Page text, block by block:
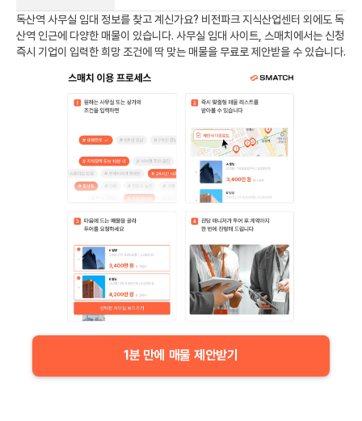
독산역 사무실 임대 정보를 찾고 계신가요? 비전파크 지식산업센터 외에도 독
산역 인근에 다양한 매물이 있습니다. 사무실 임대 사이트, 스매치에서는 신청
즉시 기업이 입력한 희망 조건에 딱 맞는 매물을 무료로 제안받을 수 있습니다.
1분 만에 매물 제안받기